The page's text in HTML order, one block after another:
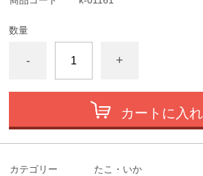
数量
- +
カートに入
カテゴリー たこ・いか